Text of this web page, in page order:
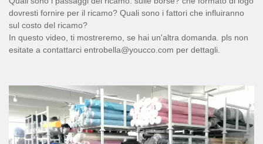
dovresti fornire per il ricamo? Quali sono i fattori che influiranno
sul costo del ricamo?
In questo video, ti mostreremo, se hai un'altra domanda. pls non
esitate a contattarci entrobella@youcco.com per dettagli.